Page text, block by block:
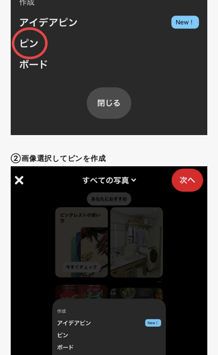
②画像選択してピンを作成